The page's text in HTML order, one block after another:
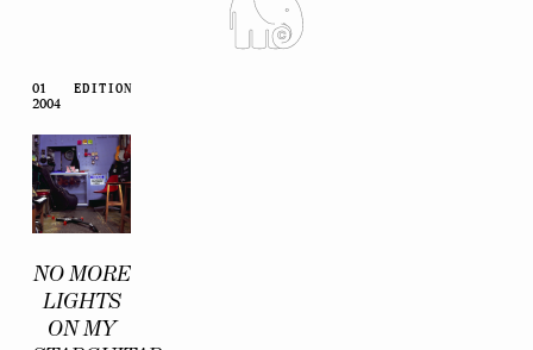
01
2004
EDITION
NO MORE
LIGHTS
ON MY